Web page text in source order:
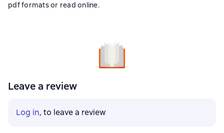
pdf formats or read online.
Leave a review
Log in, to leave a review